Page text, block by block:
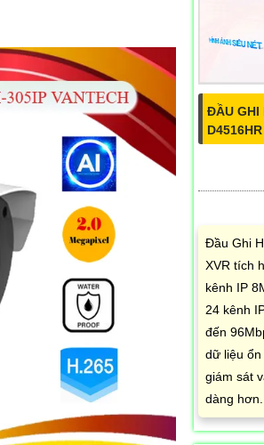
ĐẦU GHI
D4516HR
Đầu Ghi
XVR tích
kênh IP
24 kênh
đến
dữ liệu
giám sát
dàng hơn.